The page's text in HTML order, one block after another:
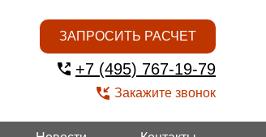
ЗАПРОСИТЬ РАСЧЕТ
+7 (495) 767-19-79
Закажите звонок